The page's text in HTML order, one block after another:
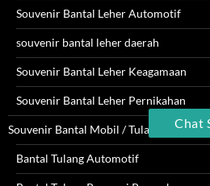
Souvenir Bantal Leher Automotif
souvenir bantal leher daerah
Souvenir Bantal Leher Keagamaan
Souvenir Bantal Leher Pernikahan
Souvenir Bantal Mobil / Tulang
Bantal Tulang Automotif
Chat